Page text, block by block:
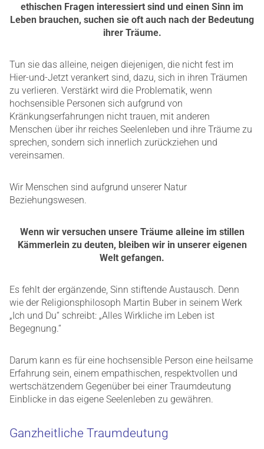
ethischen Fragen interessiert sind und einen Sinn im
Leben brauchen, suchen sie oft auch nach der Bedeutung
ihrer Träume.
Tun sie das alleine, neigen diejenigen, die nicht fest im
Hier-und-Jetzt verankert sind, dazu, sich in ihren Träumen
zu verlieren. Verstärkt wird die Problematik, wenn
hochsensible Personen sich aufgrund von
Kränkungserfahrungen nicht trauen, mit anderen
Menschen über ihr reiches Seelenleben und ihre Träume zu
sprechen, sondern sich innerlich zurückziehen und
vereinsamen.
Wir Menschen sind aufgrund unserer Natur
Beziehungswesen.
Wenn wir versuchen unsere Träume alleine im stillen
Kämmerlein zu deuten, bleiben wir in unserer eigenen
Welt gefangen.
Es fehlt der ergänzende, Sinn stiftende Austausch. Denn
wie der Religionsphilosoph Martin Buber in seinem Werk
„Ich und Du“ schreibt: „Alles Wirkliche im Leben ist
Begegnung.“
Darum kann es für eine hochsensible Person eine heilsame
Erfahrung sein, einem empathischen, respektvollen und
wertschätzendem Gegenüber bei einer Traumdeutung
Einblicke in das eigene Seelenleben zu gewähren.
Ganzheitliche Traumdeutung